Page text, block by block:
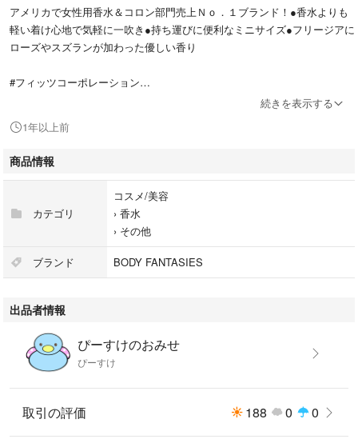
アメリカで女性用香水＆コロン部門売上Ｎｏ．１ブランド！●香水よりも
軽い着け心地で気軽に一吹き●持ち運びに便利なミニサイズ●フリージアに
ローズやスズランが加わった優しい香り
#フィッツコーポレーション
#香水
#ボディスプレー
#ボディファンタジー
続きを表示する
1年以上前
商品情報
カテゴリ
コスメ/美容
› 香水
› その他
ブランド BODY FANTASIES
出品者情報
ぴーすけのおみせ
ぴーすけ
取引の評価 188 0 0